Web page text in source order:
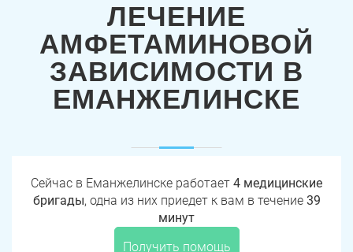
ЛЕЧЕНИЕ
АМФЕТАМИНОВОЙ
ЗАВИСИМОСТИ В
ЕМАНЖЕЛИНСКЕ
Сейчас в Еманжелинске работает 4 медицинские
бригады, одна из них приедет к вам в течение 39
минут
Получить помощь